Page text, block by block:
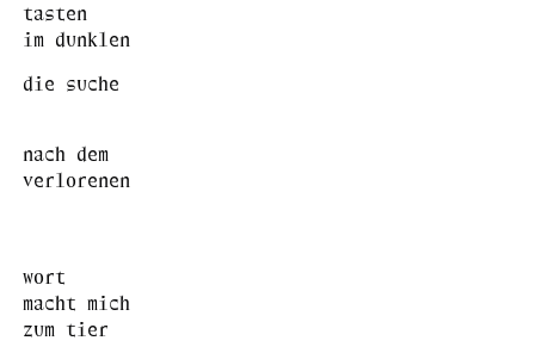
tasten
im dunklen
die suche
nach dem
verlorenen
wort
macht mich
zum tier